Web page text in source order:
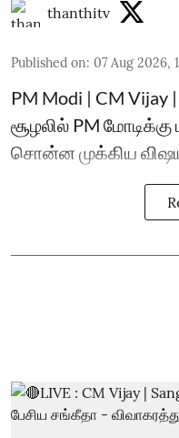
thanthitv
Published on: 07 Aug 2026,
PM Modi | CM Vijay
சூழலில் PM
சொன்ன முக்கிய